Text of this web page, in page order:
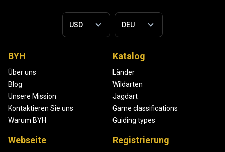
BYH
Über uns
Blog
Unsere Mission
Kontaktieren Sie uns
Warum BYH
Katalog
Länder
Wildarten
Jagdart
Game classifications
Guiding types
Webseite Registrierung